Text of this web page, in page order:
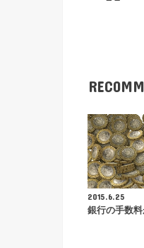
2015.6.25
銀行の手数